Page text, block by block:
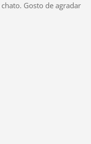
Gosto de agradar